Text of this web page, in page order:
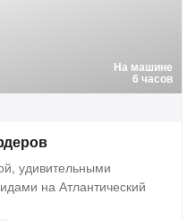
На машине
6 часов
удивительными
на Атлантический